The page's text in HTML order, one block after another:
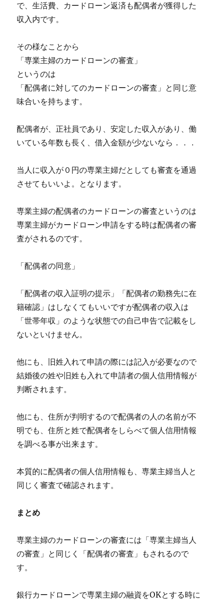
で、生活費、カードローン返済も配偶者が獲得した
収入内です。
その様なことから
「専業主婦のカードローンの審査」
というのは
「配偶者に対してのカードローンの審査」と同じ意
味合いを持ちます。
配偶者が、正社員であり、安定した収入があり、働
いている年数も長く、借入金額が少ないなら．．．
当人に収入が０円の専業主婦だとしても審査を通過
させてもいいよ。となります。
専業主婦の配偶者のカードローンの審査というのは
専業主婦がカードローン申請をする時は配偶者の審
査がされるのです。
「配偶者の同意」
「配偶者の収入証明の提示」「配偶者の勤務先に在
籍確認」はしなくてもいいですが配偶者の収入は
「世帯年収」のような状態での自己申告で記載をし
ないといけません。
他にも、旧姓入れて申請の際には記入が必要なので
結婚後の姓や旧姓も入れて申請者の個人信用情報が
判断されます。
他にも、住所が判明するので配偶者の人の名前が不
明でも、住所と姓で配偶者をしらべて個人信用情報
を調べる事が出来ます。
本質的に配偶者の個人信用情報も、専業主婦当人と
同じく審査で確認されます。
まとめ
専業主婦のカードローンの審査には「専業主婦当人
の審査」と同じく「配偶者の審査」もされるので
す。
銀行カードローンで専業主婦の融資をOKとする時に